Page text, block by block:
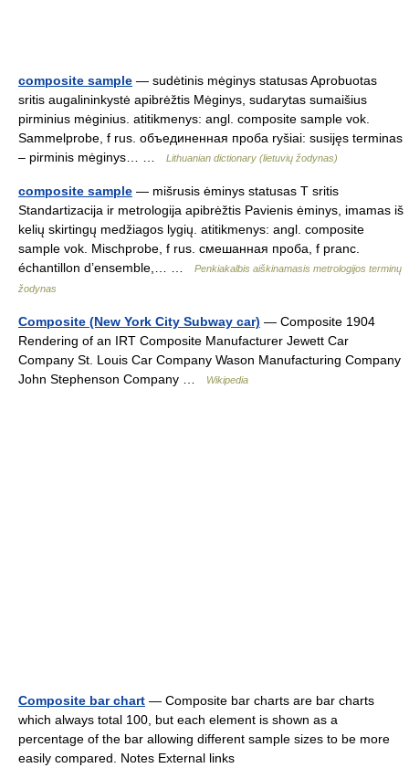
composite sample — sudėtinis mėginys statusas Aprobuotas
sritis augalininkystė apibrėžtis Mėginys, sudarytas sumaišius
pirminius mėginius. atitikmenys: angl. composite sample vok.
Sammelprobe, f rus. объединенная проба ryšiai: susijęs terminas
– pirminis mėginys… …
Lithuanian dictionary (lietuvių žodynas)
composite sample — mišrusis ėminys statusas T sritis
Standartizacija ir metrologija apibrėžtis Pavienis ėminys, imamas iš
kelių skirtingų medžiagos lygių. atitikmenys: angl. composite
sample vok. Mischprobe, f rus. смешанная проба, f pranc.
échantillon d’ensemble,… …
Penkiakalbis aiškinamasis metrologijos terminų
žodynas
Composite (New York City Subway car) — Composite 1904
Rendering of an IRT Composite Manufacturer Jewett Car
Company St. Louis Car Company Wason Manufacturing Company
John Stephenson Company …
Wikipedia
Composite bar chart — Composite bar charts are bar charts
which always total 100, but each element is shown as a
percentage of the bar allowing different sample sizes to be more
easily compared. Notes External links